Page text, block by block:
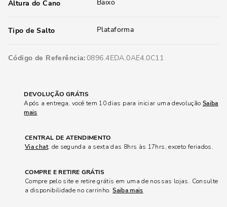
Altura do Cano Baixo
Tipo de Salto Plataforma
Código de Referência 0896.4EDA.0AE4.0C11
DEVOLUÇÃO GRÁTIS
Após a entrega, você tem 10 dias para iniciar uma devolução Saiba
mais
CENTRAL DE ATENDIMENTO
Via chat, de segunda a sexta das 8hrs às 17hrs, exceto feriados.
COMPRE E RETIRE GRÁTIS
Compre pelo site e retire grátis em uma de nossas lojas. Consulte
a disponibilidade no carrinho.Saiba mais